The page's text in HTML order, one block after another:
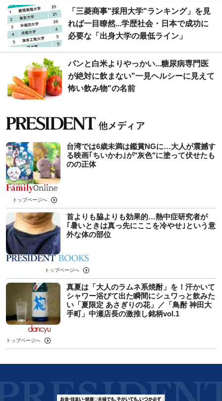
「三菱商事"採用大学"ランキング」を見
れば一目瞭然...学歴社会・日本で成功に
必要な「出身大学の最低ライン」
パンと白米よりやっかい...糖尿病専門医
が絶対に飲まない"一見ヘルシーに見えて
怖い飲み物"の名前
台湾では6歳未満は鑑賞NGに…大人が震撼す
る映画｢ちいかわ｣が"灰色"に塗って伏せたも
のの正体
トップページへ
首よりも脇よりも効果的…熱中症研究者が
｢暑いときは真っ先にここを冷やせ｣という意
外な体の部位
トップページへ
真夏は「大人のラムネ系焼酎」を！汗かいて
シャワー浴びて出た瞬間にシュワっと飲みた
い「夏限定 あさぎりの花」／「鳥酎 神田大
手町」中瀬店長の激推し銘柄vol.1
トップページへ